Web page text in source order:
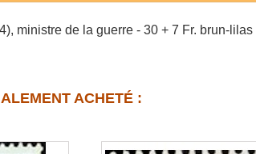
ministre de la guerre - 30 + 7 Fr. brun-lilas
ACHETÉ :